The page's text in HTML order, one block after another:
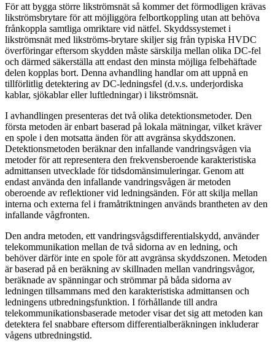
För att bygga större likströmsnät så kommer det förmodligen krävas
likströmsbrytare för att möjliggöra felbortkoppling utan att behöva
frånkoppla samtliga omriktare vid nätfel. Skyddssystemet i
likströmsnät med likströms-brytare skiljer sig från typiska HVDC
överföringar eftersom skydden måste särskilja mellan olika DC-fel
och därmed säkerställa att endast den minsta möjliga felbehäftade
delen kopplas bort. Denna avhandling handlar om att uppnå en
tillförlitlig detektering av DC-ledningsfel (d.v.s. underjordiska
kablar, sjökablar eller luftledningar) i likströmsnät.
I avhandlingen presenteras det två olika detektionsmetoder. Den
första metoden är enbart baserad på lokala mätningar, vilket kräver
en spole i den motsatta änden för att avgränsa skyddszonen.
Detektionsmetoden beräknar den infallande vandringsvågen via
metoder för att representera den frekvensberoende karakteristiska
admittansen utvecklade för tidsdomänsimuleringar. Genom att
endast använda den infallande vandringsvågen är metoden
oberoende av reflektioner vid ledningsänden. För att skilja mellan
interna och externa fel i framåtriktningen används brantheten av den
infallande vågfronten.
Den andra metoden, ett vandringsvågsdifferentialskydd, använder
telekommunikation mellan de två sidorna av en ledning, och
behöver därför inte en spole för att avgränsa skyddszonen. Metoden
är baserad på en beräkning av skillnaden mellan vandringsvågor,
beräknade av spänningar och strömmar på båda sidorna av
ledningen tillsammans med den karakteristiska admittansen och
ledningens utbredningsfunktion. I förhållande till andra
telekommunikationsbaserade metoder visar det sig att metoden kan
detektera fel snabbare eftersom differentialberäkningen inkluderar
vågens utbredningstid.